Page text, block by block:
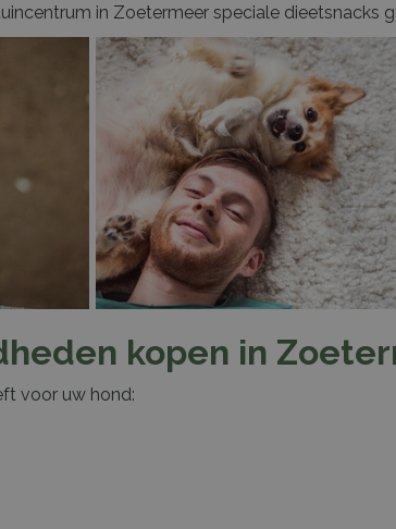
in Zoetermeer speciale dieetsnacks
kopen in
voor uw hond: